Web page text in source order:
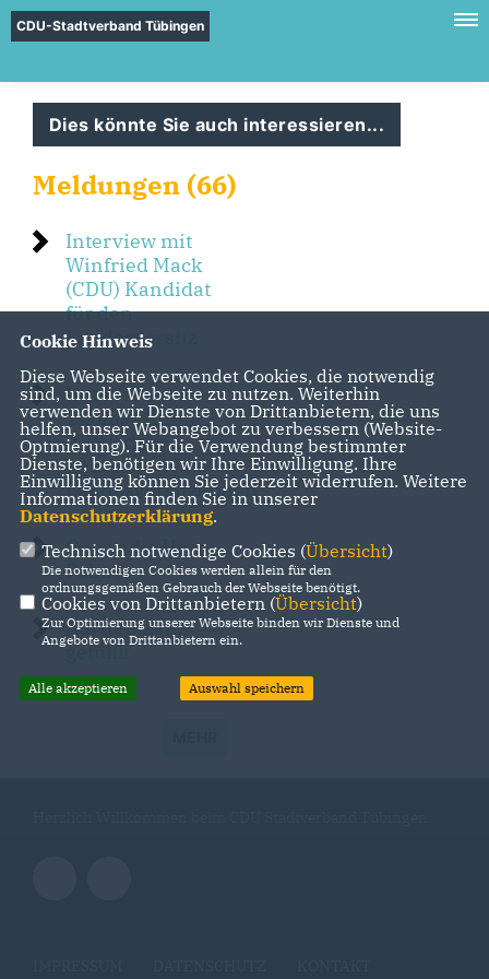
CDU-Stadtverband Tübingen
Dies könnte Sie auch interessieren...
Meldungen (66)
Interview mit
Winfried Mack
(CDU) Kandidat
für den
Landesvorsitz
Interview mit
Thomas Strobl
(CDU) dem
neuen
Landesvorsitzenden
Quo vadis Herr
Palmer
Auf den Zahn
gefühlt
Cookie Hinweis
Diese Webseite verwendet Cookies, die notwendig
sind, um die Webseite zu nutzen. Weiterhin
verwenden wir Dienste von Drittanbietern, die uns
helfen, unser Webangebot zu verbessern (Website-
Optmierung). Für die Verwendung bestimmter
Dienste, benötigen wir Ihre Einwilligung. Ihre
Einwilligung können Sie jederzeit widerrufen. Weitere
Informationen finden Sie in unserer
Datenschutzerklärung.
Technisch notwendige Cookies (Übersicht)
Die notwendigen Cookies werden allein für den
ordnungsgemäßen Gebrauch der Webseite benötigt.
Cookies von Drittanbietern (Übersicht)
Zur Optimierung unserer Webseite binden wir Dienste und
Angebote von Drittanbietern ein.
Alle akzeptieren Auswahl speichern